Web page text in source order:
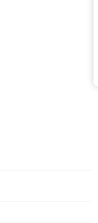
tous les jours se